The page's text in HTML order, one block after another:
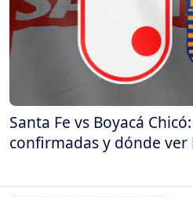
Santa Fe vs Boyacá
confirmadas y dónde ver